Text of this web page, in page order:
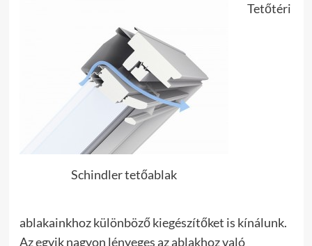
Schindler tetőablak
Tetőtéri
ablakainkhoz különböző kiegészítőket is kínálunk.
Az egyik nagyon lényeges az ablakhoz való